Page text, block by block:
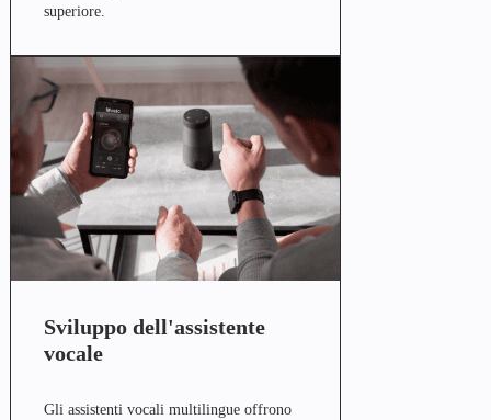
superiore.
Sviluppo dell'assistente
vocale
Gli assistenti vocali multilingue offrono